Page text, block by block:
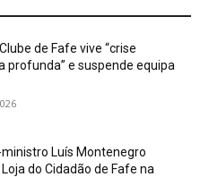
de Fafe vive “crise
profunda” e suspende equipa
Luís Montenegro
do Cidadão de Fafe na